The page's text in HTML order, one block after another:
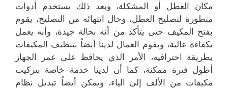
مكان العطل أو المشكلة، وبعد ذلك يستخدم أدوات
متطورة لتصليح العطل، وحال انتهائه من التصليح، يقوم
بفتح المكيف حتى يتأكد من أنه بحالة جيدة، وأنه يعمل
بكفاءة عالية، ويقوم العمال لدينا أيضاً بتنظيف المكيفات
بطريقة احترافية، الأمر الذي يحافظ على عمر الجهاز
أطول فترة ممكنة، كما أن لدينا خدمة خاصة بتركيب
مكيفات من الألف إلى الياء، ويمكن أيضاً تبديل نظام